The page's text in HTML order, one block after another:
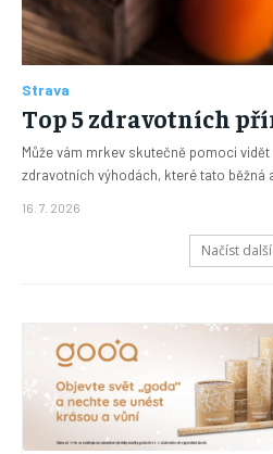
Strava
Top 5 zdravotních
Může vám mrkev skutečně pomoci
zdravotních výhodách, které tato běžná
16. 7. 2026
Načíst další